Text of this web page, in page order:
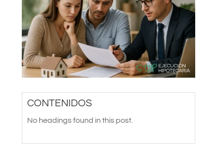
CONTENIDOS
No headings found in this post.